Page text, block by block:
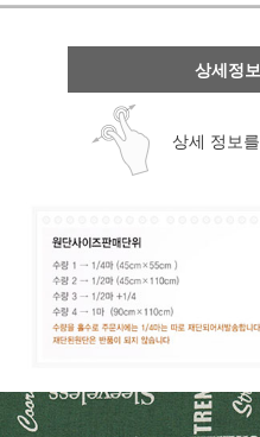
상세정
상세 정보